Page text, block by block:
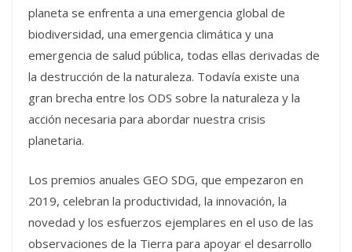
planeta se enfrenta a una emergencia global de
biodiversidad, una emergencia climática y una
emergencia de salud pública, todas ellas derivadas de
la destrucción de la naturaleza. Todavía existe una
gran brecha entre los ODS sobre la naturaleza y la
acción necesaria para abordar nuestra crisis
planetaria.
Los premios anuales GEO SDG, que empezaron en
2019, celebran la productividad, la innovación, la
novedad y los esfuerzos ejemplares en el uso de las
observaciones de la Tierra para apoyar el desarrollo